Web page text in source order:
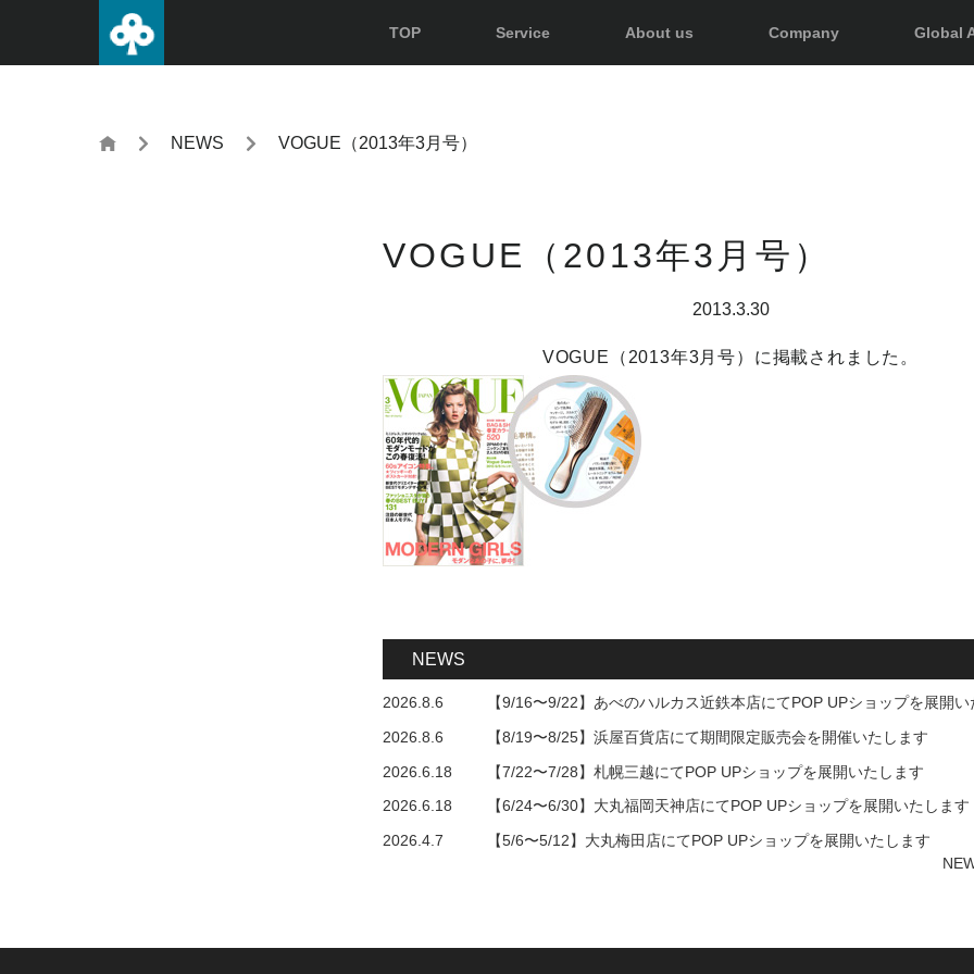
TOP Service About us Company Global
NEWS VOGUE（2013年3月号）
VOGUE（2013年3月号）
2013.3.30
VOGUE（2013年3月号）に掲載されました。
NEWS
2026.8.6
【9/16〜9/22】あべのハルカス近鉄本店にてPOP UPショップを展開い
2026.8.6
【8/19〜8/25】浜屋百貨店にて期間限定販売会を開催いたします
2026.6.18
【7/22〜7/28】札幌三越にてPOP UPショップを展開いたします
2026.6.18
【6/24〜6/30】大丸福岡天神店にてPOP UPショップを展開いたします
2026.4.7
【5/6〜5/12】大丸梅田店にてPOP UPショップを展開いたします